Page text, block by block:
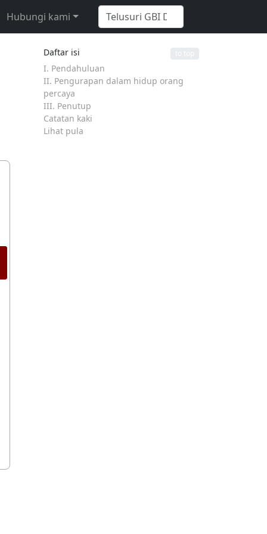
Hubungi kami
Daftar isi
I. Pendahuluan
II. Pengurapan dalam hidup orang
percaya
III. Penutup
Catatan kaki
Lihat pula